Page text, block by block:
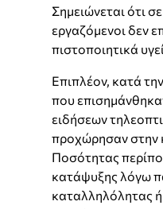
Σημειώνεται ότι
εργαζόμενοι δεν
πιστοποιητικά
Επιπλέον, κατά
που
ειδήσεων
προχώρησαν στην
Ποσότητας
κατάψυξης λόγω
καταλληλόλητας